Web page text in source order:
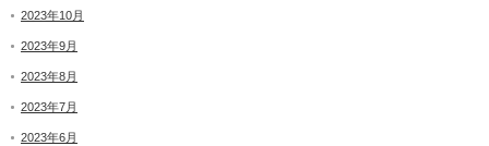
2023年10月
2023年9月
2023年8月
2023年7月
2023年6月